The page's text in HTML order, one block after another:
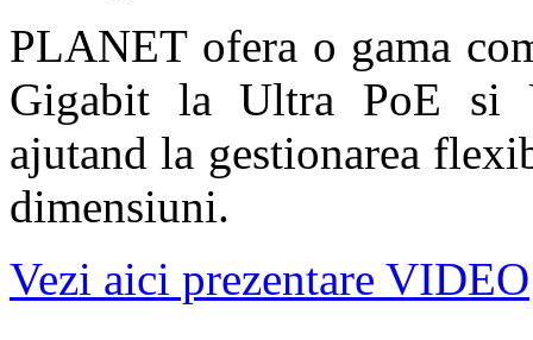
PLANET ofera o gama
Gigabit la Ultra PoE si
ajutand la gestionarea
dimensiuni.
Vezi aici prezentare VIDEO